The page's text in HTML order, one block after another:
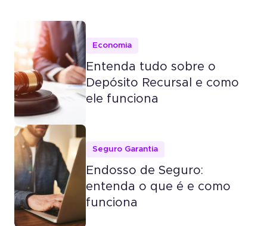
Economia
Entenda tudo sobre o
Depósito Recursal e como
ele funciona
Seguro Garantia
Endosso de Seguro:
entenda o que é e como
funciona